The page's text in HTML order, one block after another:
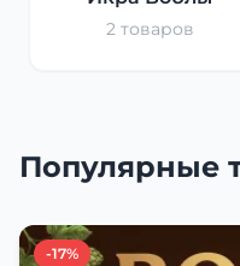
2 товаров
Популярные
-17%